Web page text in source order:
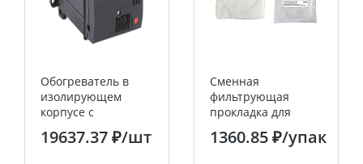
Обогреватель в
изолирующем
корпусе с
вентилятором и
термостатом 800Вт,
19637.37 ₽/шт
Сменная
фильтрующая
прокладка для
вентиляционной
решетки SQ0832-
1360.85 ₽/упак